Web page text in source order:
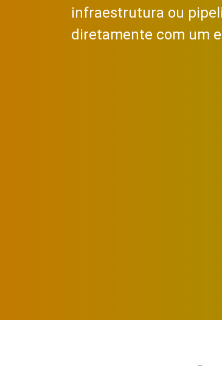
infraestrutura ou
diretamente com um